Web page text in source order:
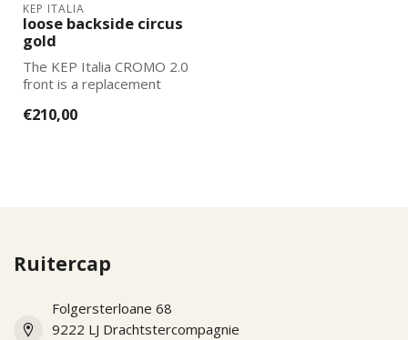
KEP ITALIA
loose backside circus
gold
The KEP Italia CROMO 2.0
front is a replacement
Italias. Ea...
€210,00
Ruitercap
Folgersterloane 68
9222 LJ Drachtstercompagnie